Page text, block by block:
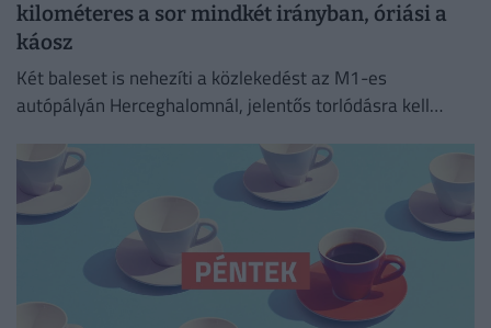
kilométeres a sor mindkét irányban, óriási a
káosz
Két baleset is nehezíti a közlekedést az M1-es
autópályán Herceghalomnál, jelentős torlódásra kell